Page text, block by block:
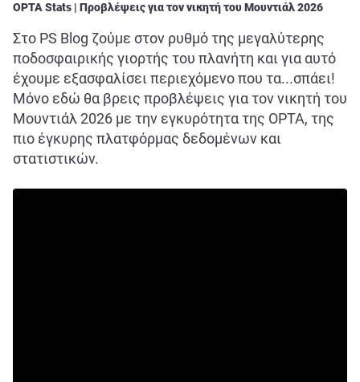
OPTA Stats | Προβλέψεις για τον νικητή του Μουντιάλ 2026
Στο PS Blog ζούμε στον ρυθμό της μεγαλύτερης
ποδοσφαιρικής γιορτής του πλανήτη και για αυτό
έχουμε εξασφαλίσει περιεχόμενο που τα...σπάει!
Μόνο εδώ θα βρεις προβλέψεις για τον νικητή του
Μουντιάλ 2026 με την εγκυρότητα της OPTA, της
πιο έγκυρης πλατφόρμας δεδομένων και
στατιστικών.